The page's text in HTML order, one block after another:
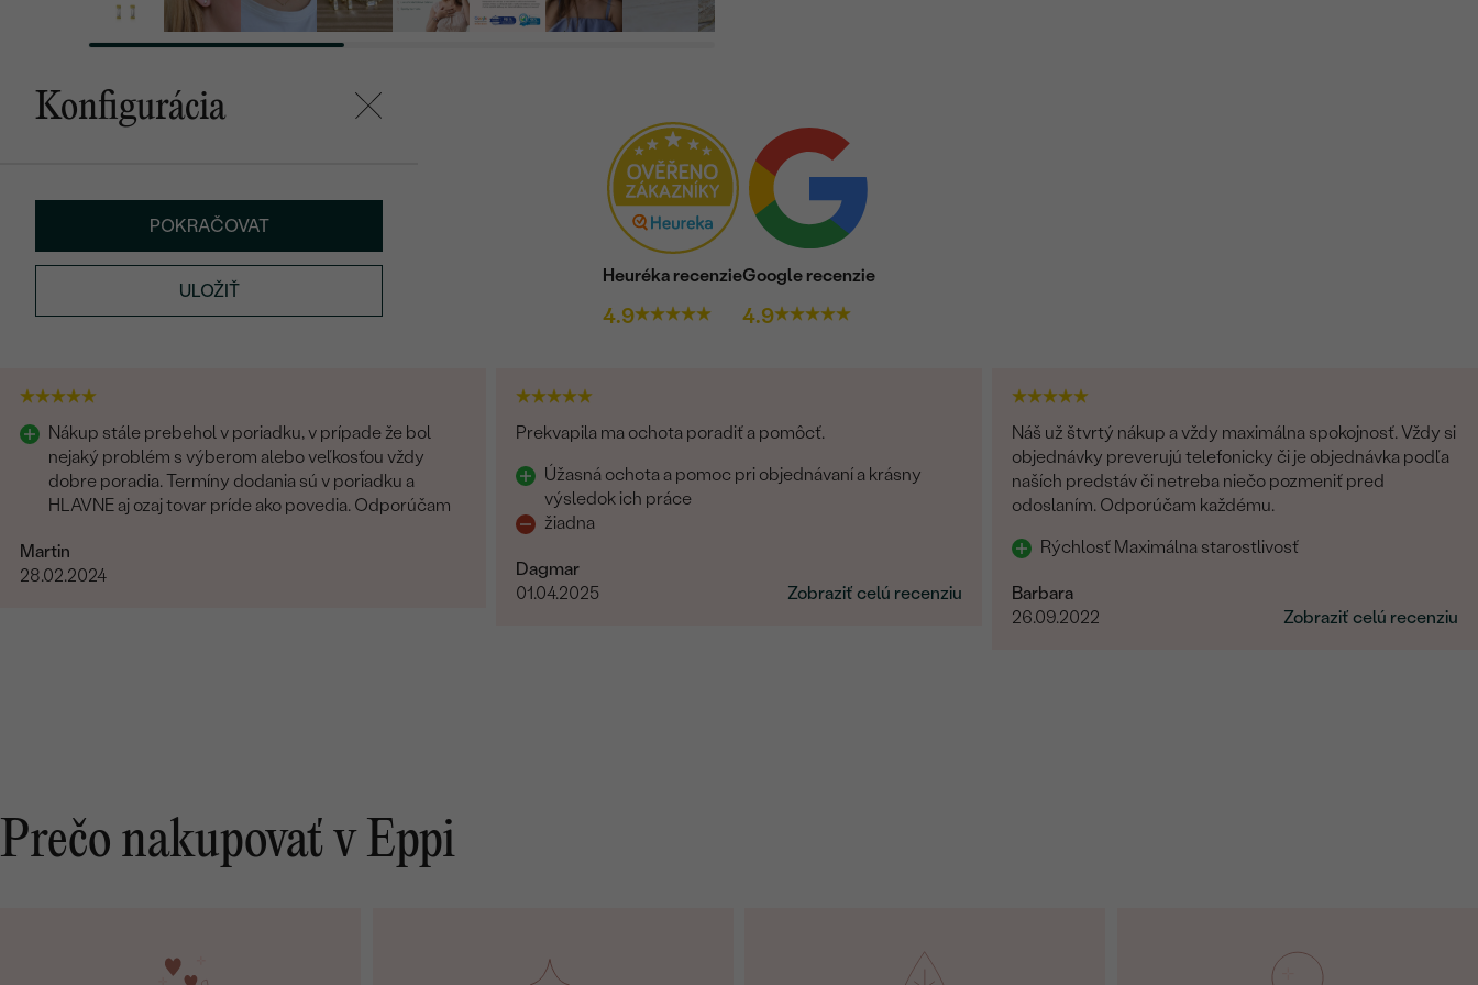
ROZMERY:
ČISTOTA:
FARBA:
TVAR:
PÔVOD:
ÚPRAVY:
Konfigurácia
POKRAČOVAT
ULOŽIŤ
Heuréka recenzie
4.9
Google recenzie
4.9
Nákup stále prebehol v poriadku, v prípade že bol
nejaký problém s výberom alebo veľkosťou vždy
dobre poradia. Termíny dodania sú v poriadku a
HLAVNE aj ozaj tovar príde ako povedia. Odporúčam
Martin
28.02.2024
Prekvapila ma ochota poradiť a pomôcť.
Úžasná ochota a pomoc pri objednávaní a krásny
výsledok ich práce
žiadna
Dagmar
01.04.2025
Zobraziť celú recenziu
Náš už štvrtý nákup a vždy maximálna spokojnosť. Vždy si
objednávky preverujú telefonicky či je objednávka podľa
naších predstáv či netreba niečo pozmeniť pred
odoslaním. Odporúčam každému.
Rýchlosť Maximálna starostlivosť
Barbara
26.09.2022
Zobraziť celú recenziu
Prečo nakupovať v Eppi